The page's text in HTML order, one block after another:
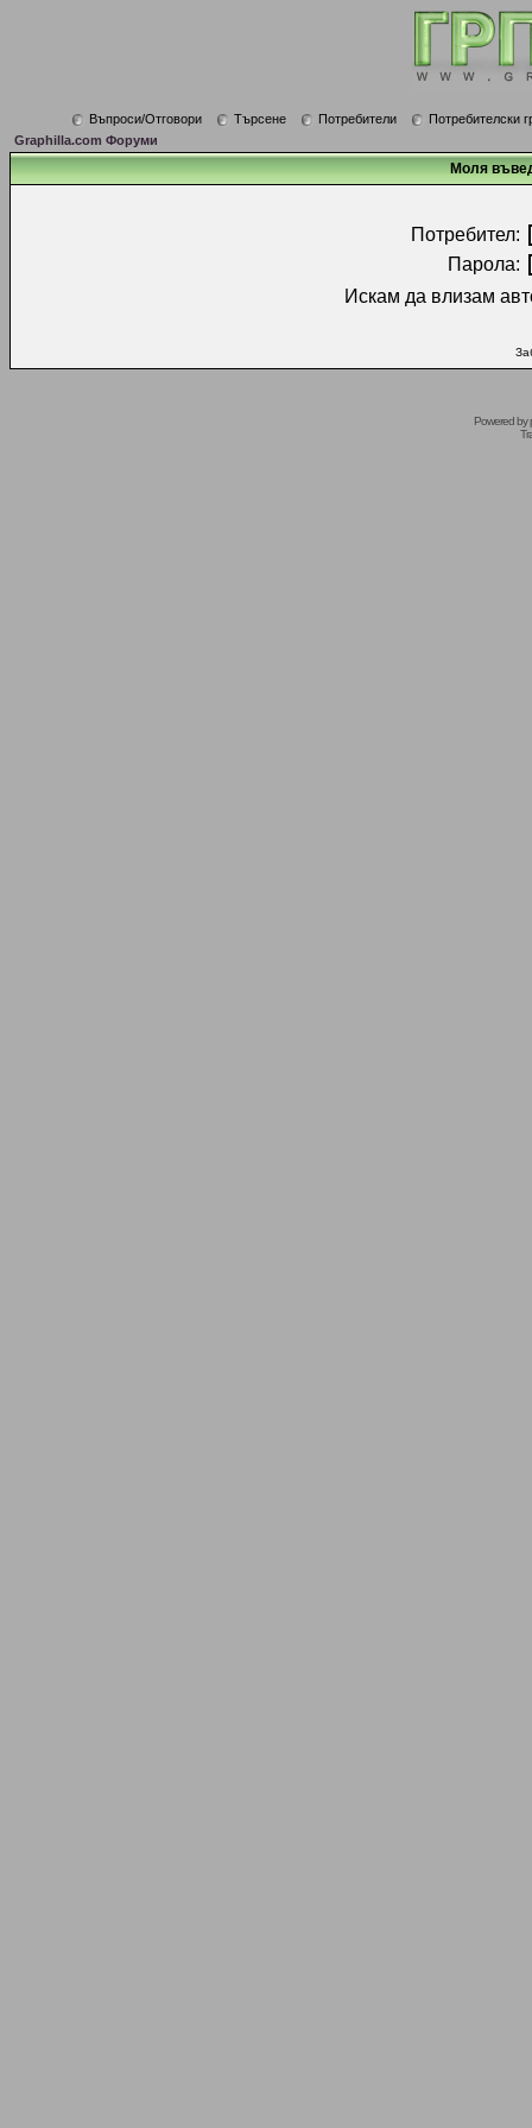
Въпроси/Отговори Търсене Потребители
Потребителски
Graphilla.com Форуми
Моля
Потребител:
Парола:
Искам да влизам
Powered by